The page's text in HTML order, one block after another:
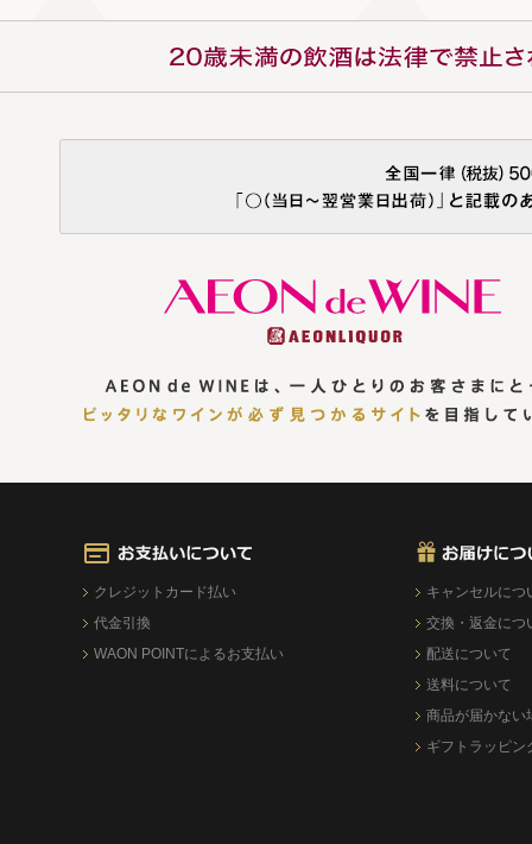
クレジットカード払い
代金引換
WAON POINTによるお支払い
キャンセルにつ
交換・返金につ
配送について
送料について
商品が届かない
ギフトラッピン